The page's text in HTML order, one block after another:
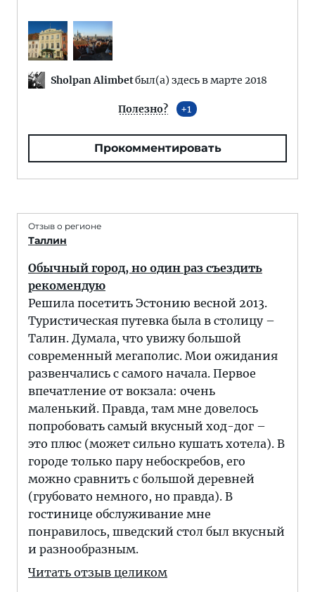
Sholpan Alimbetбыл(а) здесь в марте 2018
Полезно? 1
Прокомментировать
Отзыв о регионе
Таллин
Обычный город, но один раз съездить
рекомендую
Решила посетить Эстонию весной 2013.
Туристическая путевка была в столицу –
Талин. Думала, что увижу большой
современный мегаполис. Мои ожидания
развенчались с самого начала. Первое
впечатление от вокзала: очень
маленький. Правда, там мне довелось
попробовать самый вкусный ход-дог –
это плюс (может сильно кушать хотела). В
городе только пару небоскребов, его
можно сравнить с большой деревней
(грубовато немного, но правда). В
гостинице обслуживание мне
понравилось, шведский стол был вкусный
и разнообразным.
Читать отзыв целиком